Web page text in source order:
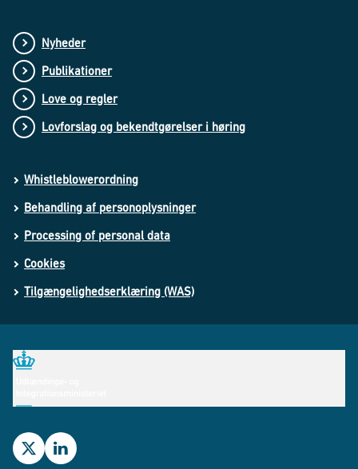
Nyheder
Publikationer
Love og regler
Lovforslag og bekendtgørelser i høring
Whistleblowerordning
Behandling af personoplysninger
Processing of personal data
Cookies
Tilgængelighedserklæring (WAS)
Udlændinge- og Integrationsministeriets Twitterprofil
Udlændinge- og Integrationsministeriets LinkedIn